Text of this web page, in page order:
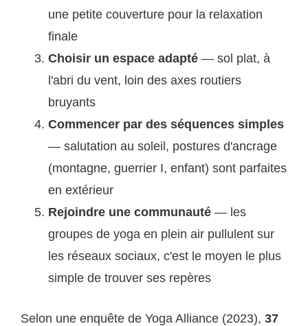
une petite couverture pour la relaxation
finale
Choisir un espace adapté — sol plat, à
l'abri du vent, loin des axes routiers
bruyants
Commencer par des séquences simples
— salutation au soleil, postures d'ancrage
(montagne, guerrier I, enfant) sont parfaites
en extérieur
Rejoindre une communauté — les
groupes de yoga en plein air pullulent sur
les réseaux sociaux, c'est le moyen le plus
simple de trouver ses repères
Selon une enquête de Yoga Alliance (2023), 37